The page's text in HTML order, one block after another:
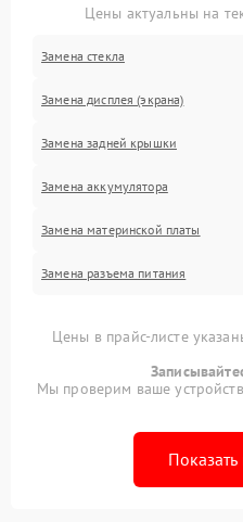
Цены актуальны на
Замена стекла
Замена дисплея (экрана)
Замена задней крышки
Замена аккумулятора
Замена материнской платы
Замена разъема питания
Цены в прайс-листе
Мы проверим ваше
Показать